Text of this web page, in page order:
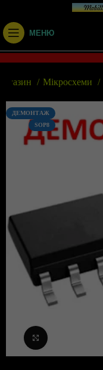
МЕНЮ
Мікросхеми
ДЕМОНТАЖ
SOP8